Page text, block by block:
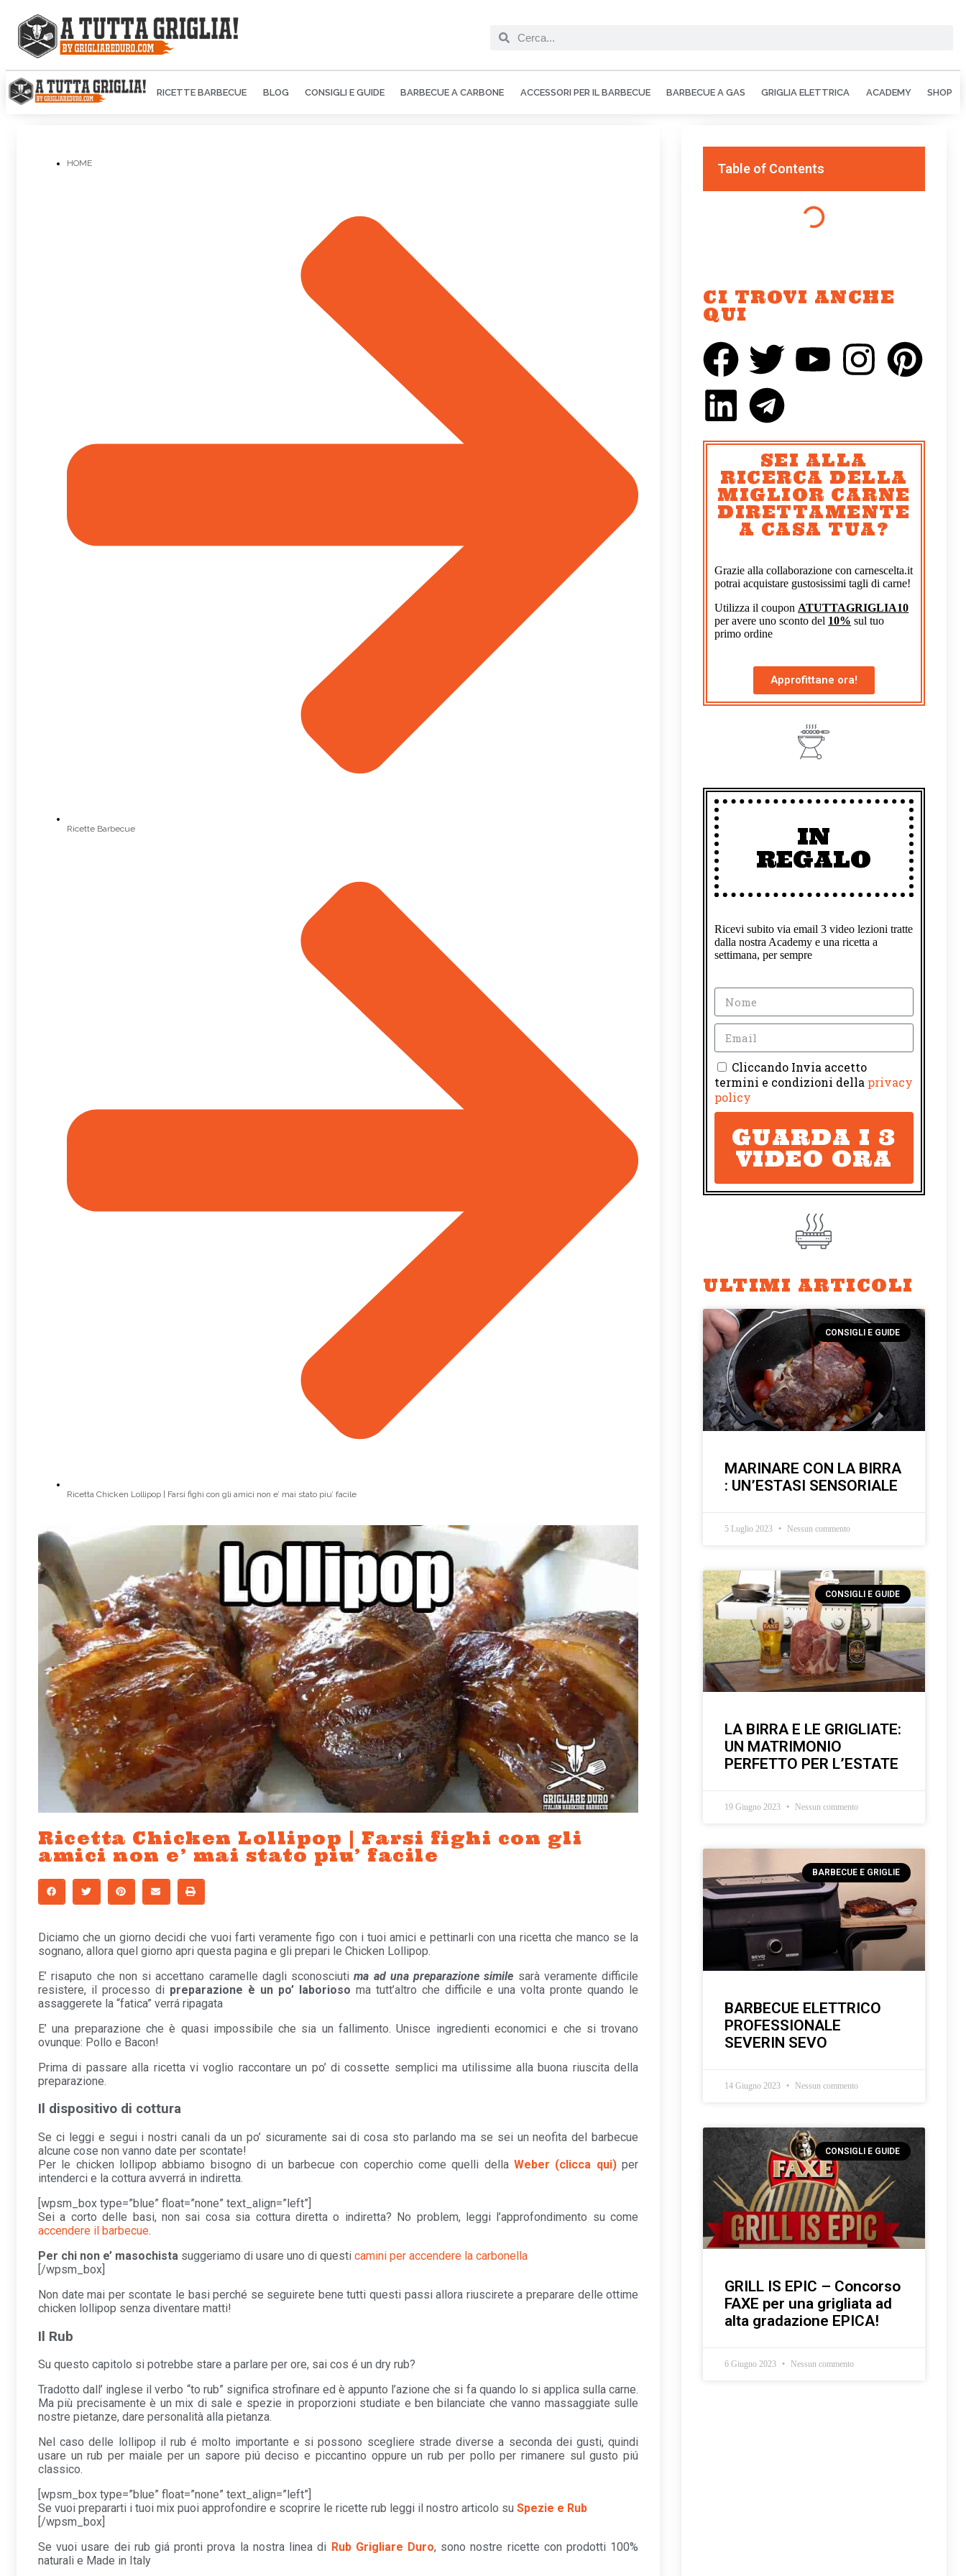
RICETTE BARBECUE BLOG CONSIGLI E GUIDE BARBECUE A CARBONE ACCESSORI PER IL BARBECUE BARBECUE A GAS GRIGLIA ELETTRICA ACADEMY SHOP
HOME
Ricette Barbecue
Ricetta Chicken Lollipop | Farsi fighi con gli amici non e’ mai stato piu’ facile
Ricetta Chicken Lollipop | Farsi fighi con gli
amici non e’ mai stato piu’ facile
Diciamo che un giorno decidi che vuoi farti veramente figo con i tuoi amici e pettinarli con una ricetta che manco se la
sognano, allora quel giorno apri questa pagina e gli prepari le Chicken Lollipop.
E’ risaputo che non si accettano caramelle dagli sconosciuti ma ad una preparazione simile sarà veramente difficile
resistere, il processo di preparazione è un po’ laborioso ma tutt’altro che difficile e una volta pronte quando le
assaggerete la “fatica” verrá ripagata
E’ una preparazione che è quasi impossibile che sia un fallimento. Unisce ingredienti economici e che si trovano
ovunque: Pollo e Bacon!
Prima di passare alla ricetta vi voglio raccontare un po’ di cossette semplici ma utilissime alla buona riuscita della
preparazione.
Il dispositivo di cottura
Se ci leggi e segui i nostri canali da un po’ sicuramente sai di cosa sto parlando ma se sei un neofita del barbecue
alcune cose non vanno date per scontate!
Per le chicken lollipop abbiamo bisogno di un barbecue con coperchio come quelli dellaWeber (clicca qui)per
intenderci e la cottura avverrá in indiretta.
[wpsm_box type=”blue” float=”none” text_align=”left”]
Sei a corto delle basi, non sai cosa sia cottura diretta o indiretta? No problem, leggi l’approfondimento su come
accendere il barbecue.
Per chi non e’ masochista suggeriamo di usare uno di questi camini per accendere la carbonella
[/wpsm_box]
Non date mai per scontate le basi perché se seguirete bene tutti questi passi allora riuscirete a preparare delle ottime
chicken lollipop senza diventare matti!
Il Rub
Su questo capitolo si potrebbe stare a parlare per ore, sai cos é un dry rub?
Tradotto dall’ inglese il verbo “to rub” significa strofinare ed è appunto l’azione che si fa quando lo si applica sulla carne.
Ma più precisamente è un mix di sale e spezie in proporzioni studiate e ben bilanciate che vanno massaggiate sulle
nostre pietanze, dare personalità alla pietanza.
Nel caso delle lollipop il rub é molto importante e si possono scegliere strade diverse a seconda dei gusti, quindi
usare un rub per maiale per un sapore piú deciso e piccantino oppure un rub per pollo per rimanere sul gusto piú
classico.
[wpsm_box type=”blue” float=”none” text_align=”left”]
Se vuoi prepararti i tuoi mix puoi approfondire e scoprire le ricette rub leggi il nostro articolo su Spezie e Rub
[/wpsm_box]
Se vuoi usare dei rub giá pronti prova la nostra linea di Rub Grigliare Duro, sono nostre ricette con prodotti 100%
naturali e Made in Italy
Table of Contents
CI TROVI ANCHE
QUI
SEI ALLA
RICERCA DELLA
MIGLIOR CARNE
DIRETTAMENTE
A CASA TUA?
Grazie alla collaborazione con carnescelta.it
potrai acquistare gustosissimi tagli di carne!
Utilizza il coupon ATUTTAGRIGLIA10
per avere uno sconto del 10% sul tuo
primo ordine
Approfittane ora!
IN
REGALO
Ricevi subito via email 3 video lezioni tratte
dalla nostra Academy e una ricetta a
settimana, per sempre
Cliccando Invia accetto
termini e condizioni della privacy
policy
GUARDA I 3
VIDEO ORA
ULTIMI ARTICOLI
CONSIGLI E GUIDE
MARINARE CON LA BIRRA
: UN’ESTASI SENSORIALE
5 Luglio 2023 Nessun commento
CONSIGLI E GUIDE
LA BIRRA E LE GRIGLIATE:
UN MATRIMONIO
PERFETTO PER L’ESTATE
19 Giugno 2023 Nessun commento
BARBECUE E GRIGLIE
BARBECUE ELETTRICO
PROFESSIONALE
SEVERIN SEVO
14 Giugno 2023 Nessun commento
CONSIGLI E GUIDE
GRILL IS EPIC – Concorso
FAXE per una grigliata ad
alta gradazione EPICA!
6 Giugno 2023 Nessun commento